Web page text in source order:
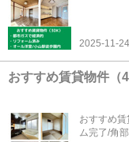
2025-11-24
おすすめ賃貸物件（
おすすめ
ム完了/角